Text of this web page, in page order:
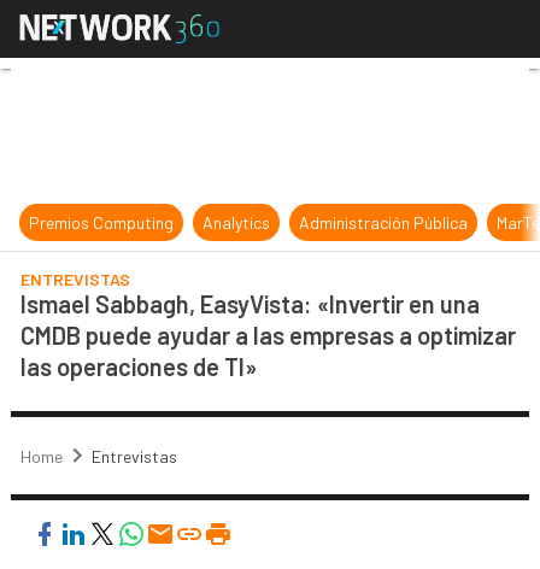
Ismael Sabbagh, EasyVista:
Premios Computing Analytics Administración Pública
ENTREVISTAS
Ismael Sabbagh, EasyVista: «Invertir en una
CMDB puede ayudar a las empresas a optimizar
las operaciones de TI»
Home Entrevistas